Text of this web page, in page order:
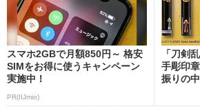
スマホ2GBで月額850円～ 格安
SIMをお得に使うキャンペーン
実施中！
PR(IIJmio)
「刀剣
手彫印
振りの